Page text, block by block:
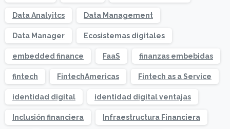
Data Analyitcs Data Management
Data Manager Ecosistemas digitales
embedded finance FaaS finanzas embebidas
fintech FintechAmericas Fintech as a Service
identidad digital identidad digital ventajas
Inclusión financiera Infraestructura Financiera